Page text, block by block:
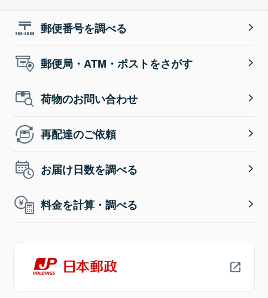
郵便番号を調べる
郵便局・ATM・ポストをさがす
荷物のお問い合わせ
再配達のご依頼
お届け日数を調べる
料金を計算・調べる